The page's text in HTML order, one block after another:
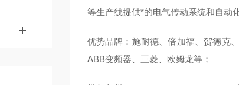
等生产线提供*的电气传动系统和自动
优势品牌：施耐德、倍加福、贺德克
ABB变频器、三菱、欧姆龙等；